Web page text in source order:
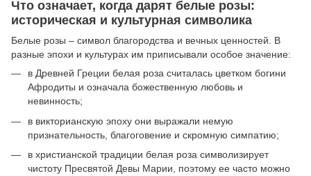
Что означает, когда дарят белые розы:
историческая и культурная символика
Белые розы – символ благородства и вечных ценностей. В
разные эпохи и культурах им приписывали особое значение:
в Древней Греции белая роза считалась цветком богини
Афродиты и означала божественную любовь и
невинность;
в викторианскую эпоху они выражали немую
признательность, благоговение и скромную симпатию;
в христианской традиции белая роза символизирует
чистоту Пресвятой Девы Марии, поэтому ее часто можно